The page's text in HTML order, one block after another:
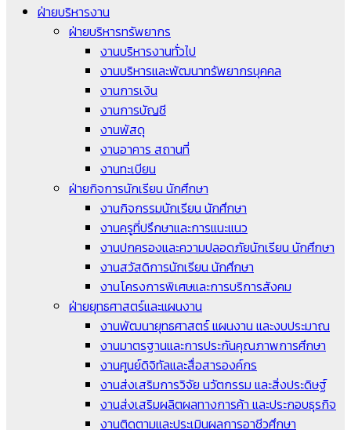
ฝ่ายบริหารงาน
ฝ่ายบริหารทรัพยากร
งานบริหารงานทั่วไป
งานบริหารและพัฒนาทรัพยากรบุคคล
งานการเงิน
งานการบัญชี
งานพัสดุ
งานอาคาร สถานที่
งานทะเบียน
ฝ่ายกิจการนักเรียน นักศึกษา
งานกิจกรรมนักเรียน นักศึกษา
งานครูที่ปรึกษาและการแนะแนว
งานปกครองและความปลอดภัยนักเรียน นักศึกษา
งานสวัสดิการนักเรียน นักศึกษา
งานโครงการพิเศษและการบริการสังคม
ฝ่ายยุทธศาสตร์และแผนงาน
งานพัฒนายุทธศาสตร์ แผนงาน และงบประมาณ
งานมาตรฐานและการประกันคุณภาพการศึกษา
งานศูนย์ดิจิทัลและสื่อสารองค์กร
งานส่งเสริมการวิจัย นวัตกรรม และสิ่งประดิษฐ์
งานส่งเสริมผลิตผลทางการค้า และประกอบธุรกิจ
งานติดตามและประเมินผลการอาชีวศึกษา